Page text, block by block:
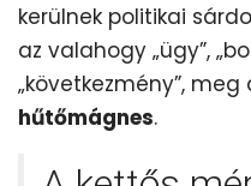
kerülnek politikai
az valahogy „ügy”,
„következmény”, meg
hűtőmágnes.